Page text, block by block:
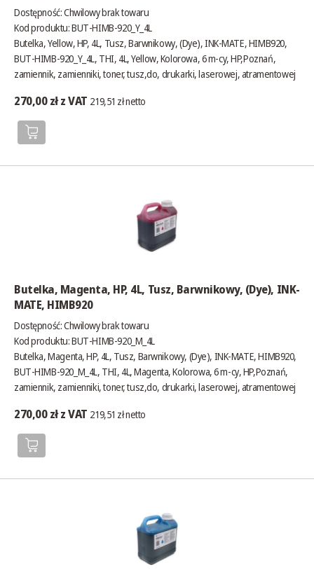
Dostępność:Chwilowy brak towaru
Kod produktu: BUT-HIMB-920_Y_4L
Butelka, Yellow, HP, 4L, Tusz, Barwnikowy, (Dye), INK-MATE, HIMB920,
BUT-HIMB-920_Y_4L, THI, 4L, Yellow, Kolorowa, 6 m-cy, HP,Poznań,
zamiennik, zamienniki, toner, tusz,do, drukarki, laserowej, atramentowej
270,00 zł z VAT 219,51 zł netto
Butelka, Magenta, HP, 4L, Tusz, Barwnikowy, (Dye), INK-
MATE, HIMB920
Dostępność:Chwilowy brak towaru
Kod produktu: BUT-HIMB-920_M_4L
Butelka, Magenta, HP, 4L, Tusz, Barwnikowy, (Dye), INK-MATE, HIMB920,
BUT-HIMB-920_M_4L, THI, 4L, Magenta, Kolorowa, 6 m-cy, HP,Poznań,
zamiennik, zamienniki, toner, tusz,do, drukarki, laserowej, atramentowej
270,00 zł z VAT 219,51 zł netto